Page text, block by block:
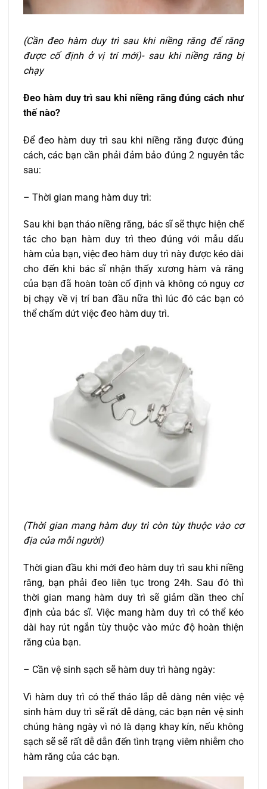
(Cần đeo hàm duy trì sau khi niềng răng để răng
được cố định ở vị trí mới)- sau khi niềng răng bị
chạy
Đeo hàm duy trì sau khi niềng răng đúng cách như
thế nào?
Để đeo hàm duy trì sau khi niềng răng được đúng
cách, các bạn cần phải đảm bảo đúng 2 nguyên tắc
sau:
– Thời gian mang hàm duy trì:
Sau khi bạn tháo niềng răng, bác sĩ sẽ thực hiện chế
tác cho bạn hàm duy trì theo đúng với mẫu dấu
hàm của bạn, việc đeo hàm duy trì này được kéo dài
cho đến khi bác sĩ nhận thấy xương hàm và răng
của bạn đã hoàn toàn cố định và không có nguy cơ
bị chạy về vị trí ban đầu nữa thì lúc đó các bạn có
thể chấm dứt việc đeo hàm duy trì.
(Thời gian mang hàm duy trì còn tùy thuộc vào cơ
địa của mỗi người)
Thời gian đầu khi mới đeo hàm duy trì sau khi niềng
răng, bạn phải đeo liên tục trong 24h. Sau đó thì
thời gian mang hàm duy trì sẽ giảm dần theo chỉ
định của bác sĩ. Việc mang hàm duy trì có thể kéo
dài hay rút ngắn tùy thuộc vào mức độ hoàn thiện
răng của bạn.
– Cần vệ sinh sạch sẽ hàm duy trì hàng ngày:
Vì hàm duy trì có thể tháo lắp dễ dàng nên việc vệ
sinh hàm duy trì sẽ rất dễ dàng, các bạn nên vệ sinh
chúng hàng ngày vì nó là dạng khay kín, nếu không
sạch sẽ sẽ rất dễ dẫn đến tình trạng viêm nhiễm cho
hàm răng của các bạn.